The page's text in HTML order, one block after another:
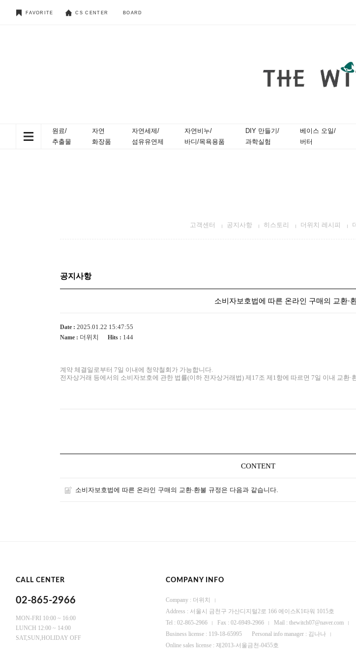
FAVORITE CS CENTER BOARD
원료/
추출물
자연
화장품
자연세제/
섬유유연제
자연비누/
바디/목욕용품
DIY 만들기/
과학실험
베이스 오일/
버터
고객센터 공지사항 히스토리 더위치 레시피
공지사항
소비자보호법에 따른 온라인 구매의 교환·
Date : 2025.01.22 15:47:55
Name : 더위치 Hits : 144
계약 체결일로부터 7일 이내에 청약철회가 가능합니다.
전자상거래 등에서의 소비자보호에 관한 법률(이하 전자상거래법) 제17조 제1항에 따르면 7일 이내 교환·
CONTENT
소비자보호법에 따른 온라인 구매의 교환·환불 규정은 다음과 같습니다.
CALL CENTER
02-865-2966
MON-FRI 10:00 ~ 16:00
LUNCH 12:00 ~ 14:00
SAT,SUN,HOLIDAY OFF
COMPANY INFO
Company : 더위치
Address : 서울시 금천구 가산디지털2로 166 에이스K1타워 1015호
Tel : 02-865-2966
Fax : 02-6949-2966
Mail : thewitch07@naver.com
Business license : 119-18-65995
Personal info manager : 김나나
Online sales license : 제2013-서울금천-0455호